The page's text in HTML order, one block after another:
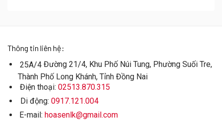
Thông tin liên hệ:
25A/4Đường 21/4, Khu Phố Núi Tung, Phường Suối Tre,
Thành Phố Long Khánh, Tỉnh Đồng Nai
Điện thoại: 02513.870.315
Di động: 0917.121.004
E-mail: hoasenlk@gmail.com